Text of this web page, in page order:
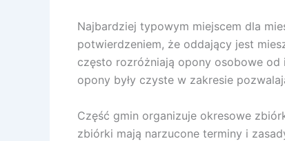
Najbardziej typowym miejscem dla
potwierdzeniem, że oddający jest
często rozróżniają opony osobowe od
opony były czyste w zakresie
Część gmin organizuje okresowe
zbiórki mają narzucone terminy i